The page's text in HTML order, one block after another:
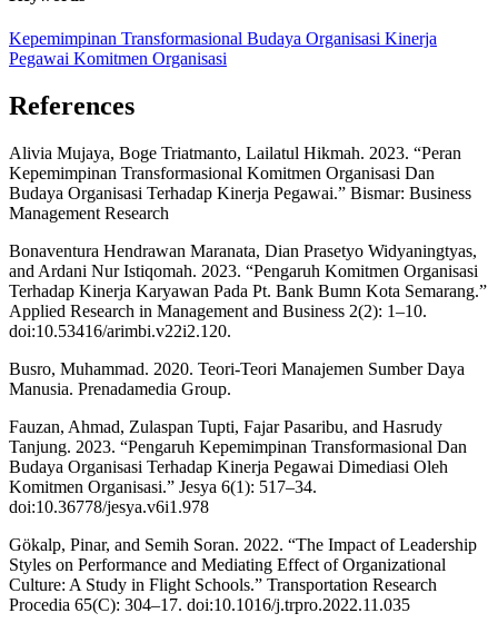
Kepemimpinan Transformasional Budaya Organisasi Kinerja
Pegawai Komitmen Organisasi
References
Alivia Mujaya, Boge Triatmanto, Lailatul Hikmah. 2023. “Peran
Kepemimpinan Transformasional Komitmen Organisasi Dan
Budaya Organisasi Terhadap Kinerja Pegawai.” Bismar: Business
Management Research
Bonaventura Hendrawan Maranata, Dian Prasetyo Widyaningtyas,
and Ardani Nur Istiqomah. 2023. “Pengaruh Komitmen Organisasi
Terhadap Kinerja Karyawan Pada Pt. Bank Bumn Kota Semarang.”
Applied Research in Management and Business 2(2): 1–10.
doi:10.53416/arimbi.v22i2.120.
Busro, Muhammad. 2020. Teori-Teori Manajemen Sumber Daya
Manusia. Prenadamedia Group.
Fauzan, Ahmad, Zulaspan Tupti, Fajar Pasaribu, and Hasrudy
Tanjung. 2023. “Pengaruh Kepemimpinan Transformasional Dan
Budaya Organisasi Terhadap Kinerja Pegawai Dimediasi Oleh
Komitmen Organisasi.” Jesya 6(1): 517–34.
doi:10.36778/jesya.v6i1.978
Gökalp, Pinar, and Semih Soran. 2022. “The Impact of Leadership
Styles on Performance and Mediating Effect of Organizational
Culture: A Study in Flight Schools.” Transportation Research
Procedia 65(C): 304–17. doi:10.1016/j.trpro.2022.11.035